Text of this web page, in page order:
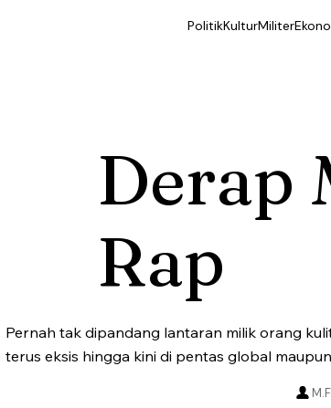
PolitikKulturMiliter
Derap
Rap
Pernah tak dipandang lantaran milik orang
terus eksis hingga kini di pentas global